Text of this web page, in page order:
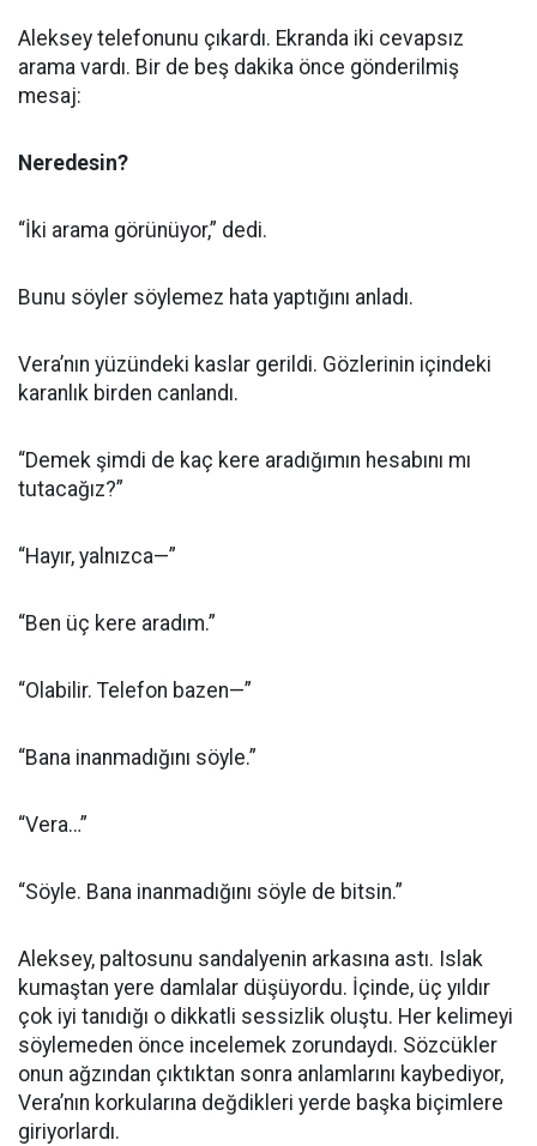
Aleksey telefonunu çıkardı. Ekranda iki cevapsız
arama vardı. Bir de beş dakika önce gönderilmiş
mesaj:
Neredesin?
“İki arama görünüyor,” dedi.
Bunu söyler söylemez hata yaptığını anladı.
Vera’nın yüzündeki kaslar gerildi. Gözlerinin içindeki
karanlık birden canlandı.
“Demek şimdi de kaç kere aradığımın hesabını mı
tutacağız?”
“Hayır, yalnızca—”
“Ben üç kere aradım.”
“Olabilir. Telefon bazen—”
“Bana inanmadığını söyle.”
“Vera…”
“Söyle. Bana inanmadığını söyle de bitsin.”
Aleksey, paltosunu sandalyenin arkasına astı. Islak
kumaştan yere damlalar düşüyordu. İçinde, üç yıldır
çok iyi tanıdığı o dikkatli sessizlik oluştu. Her kelimeyi
söylemeden önce incelemek zorundaydı. Sözcükler
onun ağzından çıktıktan sonra anlamlarını kaybediyor,
Vera’nın korkularına değdikleri yerde başka biçimlere
giriyorlardı.